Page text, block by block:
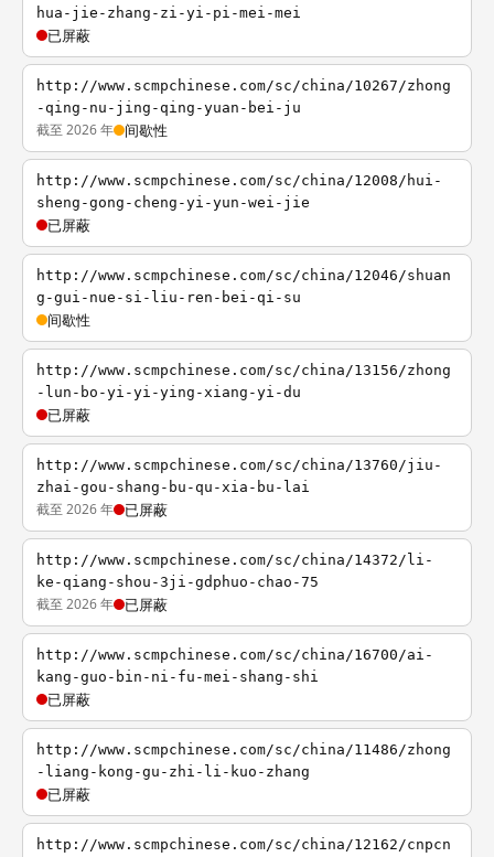
hua-jie-zhang-zi-yi-pi-mei-mei
已屏蔽
http://www.scmpchinese.com/sc/china/10267/zhong
-qing-nu-jing-qing-yuan-bei-ju
截至 2026 年 间歇性
http://www.scmpchinese.com/sc/china/12008/hui-
sheng-gong-cheng-yi-yun-wei-jie
已屏蔽
http://www.scmpchinese.com/sc/china/12046/shuan
g-gui-nue-si-liu-ren-bei-qi-su
间歇性
http://www.scmpchinese.com/sc/china/13156/zhong
-lun-bo-yi-yi-ying-xiang-yi-du
已屏蔽
http://www.scmpchinese.com/sc/china/13760/jiu-
zhai-gou-shang-bu-qu-xia-bu-lai
截至 2026 年 已屏蔽
http://www.scmpchinese.com/sc/china/14372/li-
ke-qiang-shou-3ji-gdphuo-chao-75
截至 2026 年 已屏蔽
http://www.scmpchinese.com/sc/china/16700/ai-
kang-guo-bin-ni-fu-mei-shang-shi
已屏蔽
http://www.scmpchinese.com/sc/china/11486/zhong
-liang-kong-gu-zhi-li-kuo-zhang
已屏蔽
http://www.scmpchinese.com/sc/china/12162/cnpcn